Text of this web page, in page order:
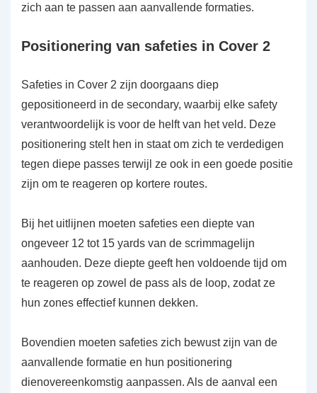
zich aan te passen aan aanvallende formaties.
Positionering van safeties in Cover 2
Safeties in Cover 2 zijn doorgaans diep
gepositioneerd in de secondary, waarbij elke safety
verantwoordelijk is voor de helft van het veld. Deze
positionering stelt hen in staat om zich te verdedigen
tegen diepe passes terwijl ze ook in een goede positie
zijn om te reageren op kortere routes.
Bij het uitlijnen moeten safeties een diepte van
ongeveer 12 tot 15 yards van de scrimmagelijn
aanhouden. Deze diepte geeft hen voldoende tijd om
te reageren op zowel de pass als de loop, zodat ze
hun zones effectief kunnen dekken.
Bovendien moeten safeties zich bewust zijn van de
aanvallende formatie en hun positionering
dienovereenkomstig aanpassen. Als de aanval een